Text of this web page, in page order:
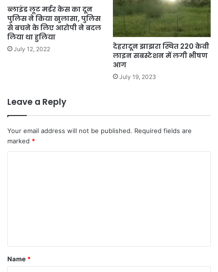
ब्लाइंड लूट मर्डर केस का दून
पुलिस ने किया खुलासा, पुलिस
से बचने के लिए आरोपी ने बदल
लिया था हुलिया
July 12, 2022
देहरादून झाझरा स्थित 220 केवी
लाइन सबस्टेशन में लगी भीषण
आग
July 19, 2023
Leave a Reply
Your email address will not be published. Required fields are
marked *
t
*
Name *